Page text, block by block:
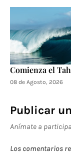
Comienza el
08 de Agosto, 2026
Publicar
Anímate a
Los comentarios